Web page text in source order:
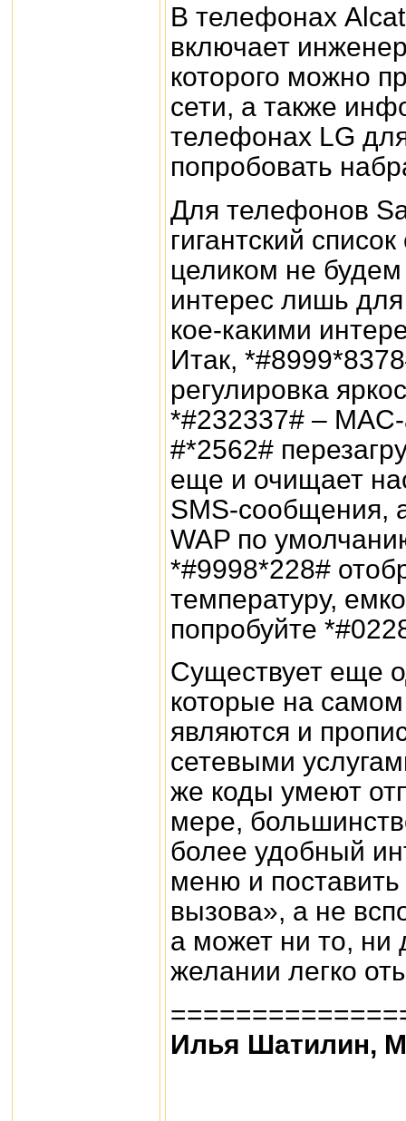
В телефонах
включает
которого можно
сети, а также
телефонах LG
попробовать
Для телефонов
гигантский
целиком не
интерес лишь
кое-какими
Итак,
регулировка
*#232337# –
#*2562#
еще и очищает
SMS-сообщения,
WAP по
*#9998*228#
температуру,
попробуйте
Существует еще
которые на
являются и
сетевыми
же коды умеют
мере,
более удобный
меню и
вызова», а не
а может ни то, ни
желании легко
Илья Шатилин,